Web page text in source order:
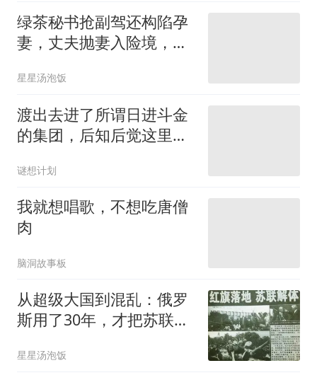
绿茶秘书抢副驾还构陷孕
妻，丈夫抛妻入险境，铁
星星汤泡饭
渡出去进了所谓日进斗金
的集团，后知后觉这里是
谜想计划
我就想唱歌，不想吃唐僧
肉
脑洞故事板
从超级大国到混乱：俄罗
斯用了30年，才把苏联解
星星汤泡饭